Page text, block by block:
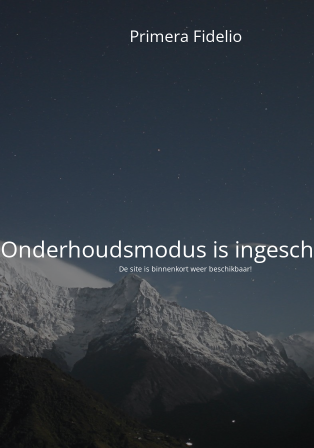
Primera Fidelio
Onderhoudsmodus is
De site is binnenkort weer beschikbaar!